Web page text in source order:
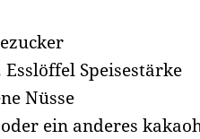
Esslöffel Speisestärke
Nüsse
ein anderes